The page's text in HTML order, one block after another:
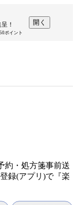
！
ポイント
開く
約・処方箋事前送
録(アプリ)で『楽